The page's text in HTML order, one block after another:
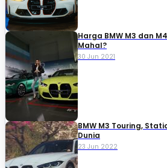
Harga BMW M3 dan
Mahal?
30 Jun 2021
BMW M3 Touring,
Dunia
23 Jun 2022